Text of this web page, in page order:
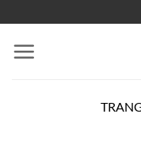
qua
nội